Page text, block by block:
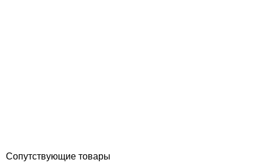
Сопутствующие товары